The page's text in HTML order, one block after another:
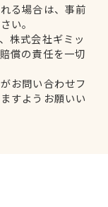
る場合は、事前
い。
株式会社ギミッ
償の責任を一切
お問い合わせフ
すようお願いい